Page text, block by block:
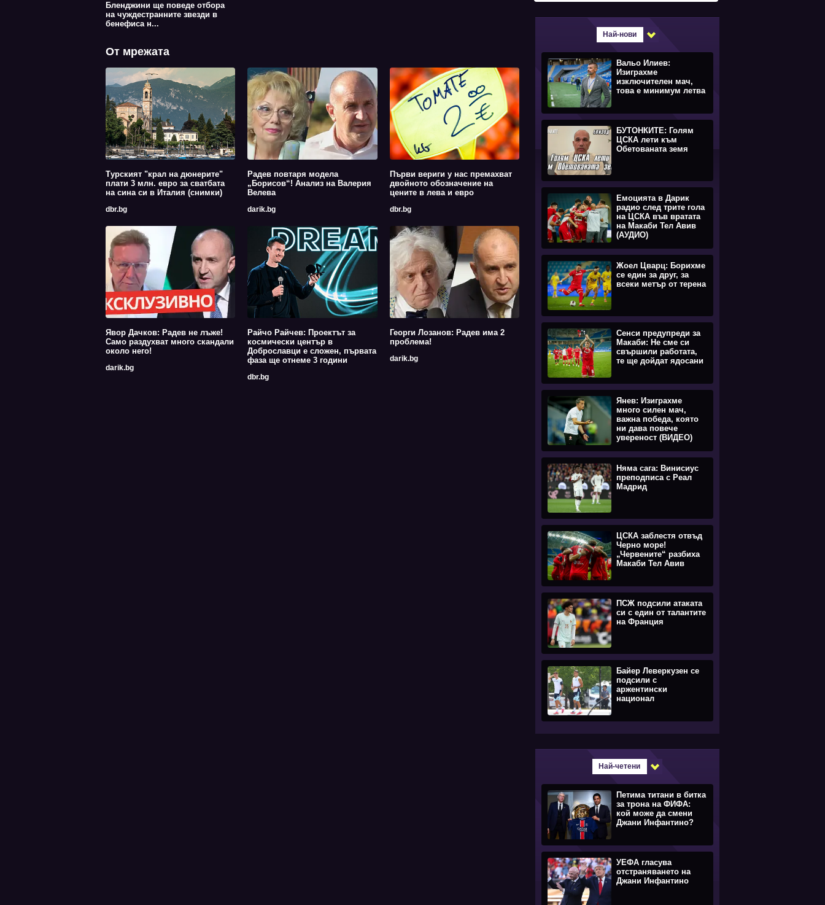
Бленджини ще поведе отбора
на чуждестранните звезди в
бенефиса н...
От мрежата
Турският "крал на дюнерите"
плати 3 млн. евро за сватбата
на сина си в Италия (снимки)
dbr.bg
Радев повтаря модела
„Борисов“! Анализ на Валерия
Велева
darik.bg
Първи вериги у нас премахват
двойното обозначение на
цените в лева и евро
dbr.bg
Явор Дачков: Радев не лъже!
Само раздухват много скандали
около него!
darik.bg
Райчо Райчев: Проектът за
космически център в
Доброславци е сложен, първата
фаза ще отнеме 3 години
dbr.bg
Георги Лозанов: Радев има 2
проблема!
darik.bg
Най-нови
Вальо Илиев:
Изиграхме
изключителен мач,
това е минимум летва
БУТОНКИТЕ: Голям
ЦСКА лети към
Обетованата земя
Емоцията в Дарик
радио след трите гола
на ЦСКА във вратата
на Макаби Тел Авив
(АУДИО)
Жоел Цварц: Борихме
се един за друг, за
всеки метър от терена
Сенси предупреди за
Макаби: Не сме си
свършили работата,
те ще дойдат ядосани
Янев: Изиграхме
много силен мач,
важна победа, която
ни дава повече
увереност (ВИДЕО)
Няма сага: Винисиус
преподписа с Реал
Мадрид
ЦСКА заблестя отвъд
Черно море!
„Червените“ разбиха
Макаби Тел Авив
ПСЖ подсили атаката
си с един от талантите
на Франция
Байер Леверкузен се
подсили с
аржентински
национал
Най-четени
Петима титани в битка
за трона на ФИФА:
кой може да смени
Джани Инфантино?
УЕФА гласува
отстраняването на
Джани Инфантино